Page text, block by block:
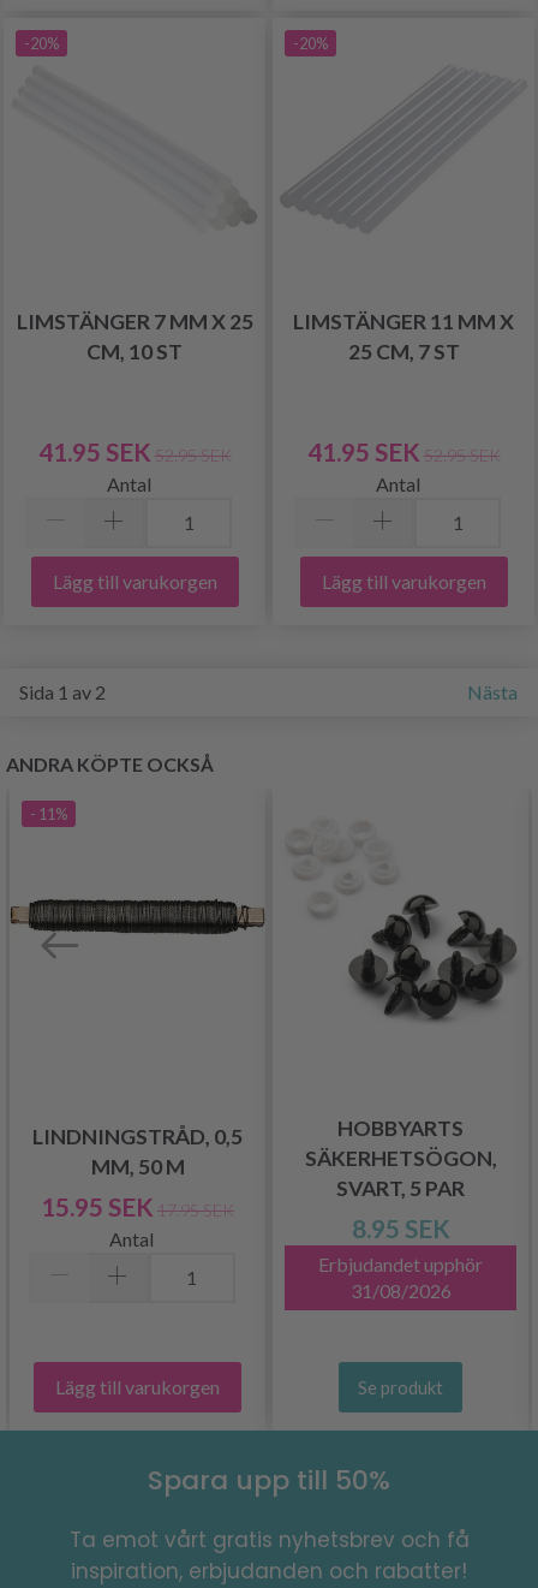
-20%
LIMSTÄNGER 7 MM X 25
CM, 10 ST
41.95 SEK 52.95 SEK
Antal
Lägg till varukorgen
-20%
LIMSTÄNGER 11 MM X
25 CM, 7 ST
41.95 SEK 52.95 SEK
Antal
Lägg till varukorgen
Sida 1 av 2 Nästa
ANDRA KÖPTE OCKSÅ
- 11%
LINDNINGSTRÅD, 0,5
MM, 50 M
15.95 SEK 17.95 SEK
Antal
Lägg till varukorgen
HOBBYARTS
SÄKERHETSÖGON,
SVART, 5 PAR
8.95 SEK
Erbjudandet upphör
31/08/2026
Se produkt
Spara upp till 50%
Ta emot vårt gratis nyhetsbrev och få
inspiration, erbjudanden och rabatter!